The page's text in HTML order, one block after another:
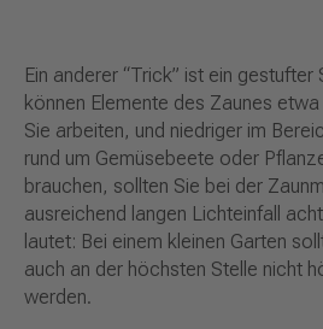
Ein anderer “Trick” ist ein
können Elemente des Zaunes
Sie arbeiten, und niedriger im
rund um Gemüsebeete oder
brauchen, sollten Sie bei der
ausreichend langen Lichteinfall
lautet: Bei einem kleinen Garten
auch an der höchsten Stelle nicht
werden.